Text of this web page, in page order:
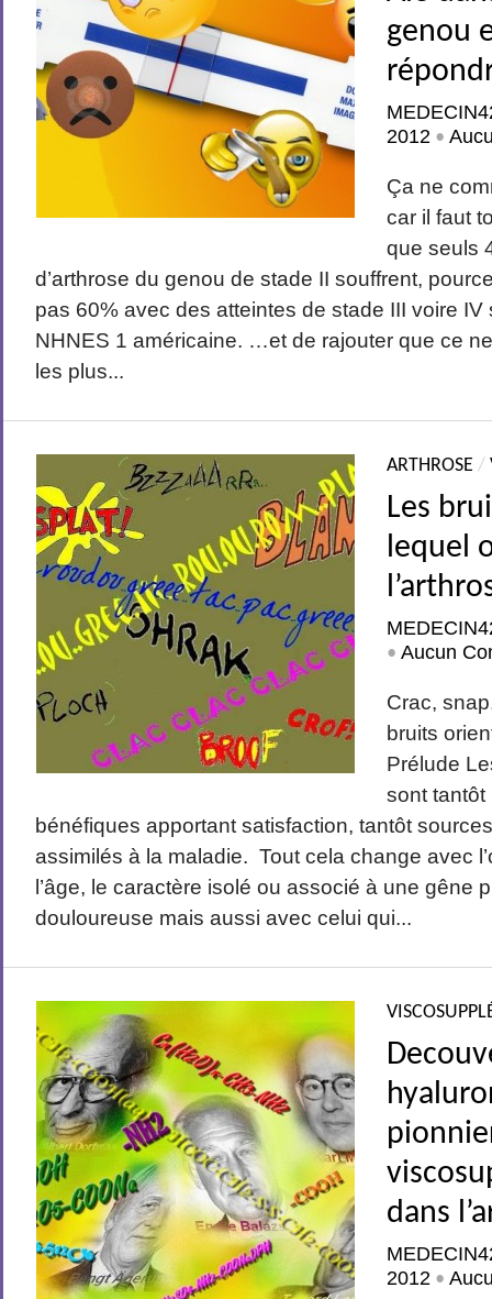
genou
2012 •
Ça ne
car il faut
que seuls
d’arthrose du genou de stade II souffrent,
pas 60% avec des atteintes de stade III voire IV
NHNES 1 américaine. …et de rajouter que ce
les plus...
ARTHROSE /
Les
lequel
•Aucun
Crac,
bruits
Prélude
sont
bénéfiques apportant satisfaction, tantôt
assimilés à la maladie. Tout cela change avec
l’âge, le caractère isolé ou associé à une gêne
douloureuse mais aussi avec celui qui...
dans
2012 •